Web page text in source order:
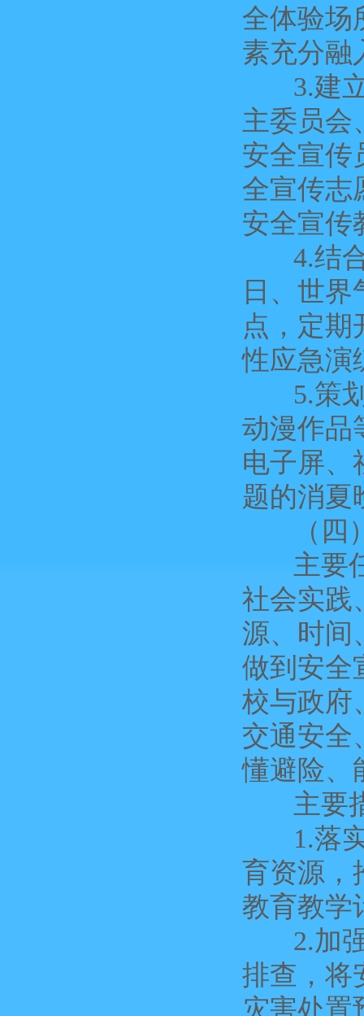
全体验场
素充分融
3.建立
主委员会
安全宣传
全宣传志
安全宣传
4.结合
日、世
点，定期
性应急演
5.策划
动漫作品
电子屏、
题的消夏
（四）
主要任
社会实践
源、时间
做到安全
校与政府
交通安全
懂避险、
主要
1.落实
育资源，
教育教学
2.加强
排查，将
灾害处置